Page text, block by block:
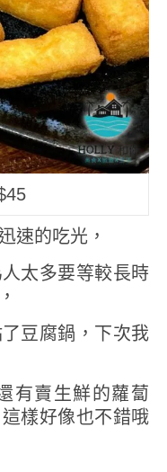
速的吃光，
太多要等較長時
豆腐鍋，下次我
有賣生鮮的蘿蔔
樣好像也不錯哦